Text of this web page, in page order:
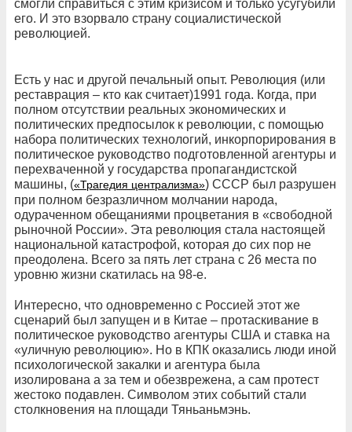
смогли справиться с этим кризисом и только усугубили
его. И это взорвало страну социалистической
революцией.
Есть у нас и другой печальный опыт. Революция (или
реставрация – кто как считает)1991 года. Когда, при
полном отсутствии реальных экономических и
политических предпосылок к революции, с помощью
набора политических технологий, инкорпорирования в
политическое руководство подготовленной агентуры и
перехваченной у государства пропагандистской
машины, («Трагедия централизма») СССР был разрушен
при полном безразличном молчании народа,
одураченном обещаниями процветания в «свободной
рыночной России». Эта революция стала настоящей
национальной катастрофой, которая до сих пор не
преодолена. Всего за пять лет страна с 26 места по
уровню жизни скатилась на 98-е.
Интересно, что одновременно с Россией этот же
сценарий был запущен и в Китае – протаскивание в
политическое руководство агентуры США и ставка на
«уличную революцию». Но в КПК оказались люди иной
психологической закалки и агентура была
изолирована а за тем и обезврежена, а сам протест
жестоко подавлен. Символом этих событий стали
столкновения на площади Тяньаньмэнь.